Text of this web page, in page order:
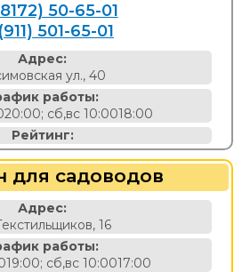
50-65-01
501-65-01
Адрес:
ул., 40
работы:
сб,вс 10:0018:00
Рейтинг:
для садоводов
Адрес:
16
работы:
сб,вс 10:0017:00